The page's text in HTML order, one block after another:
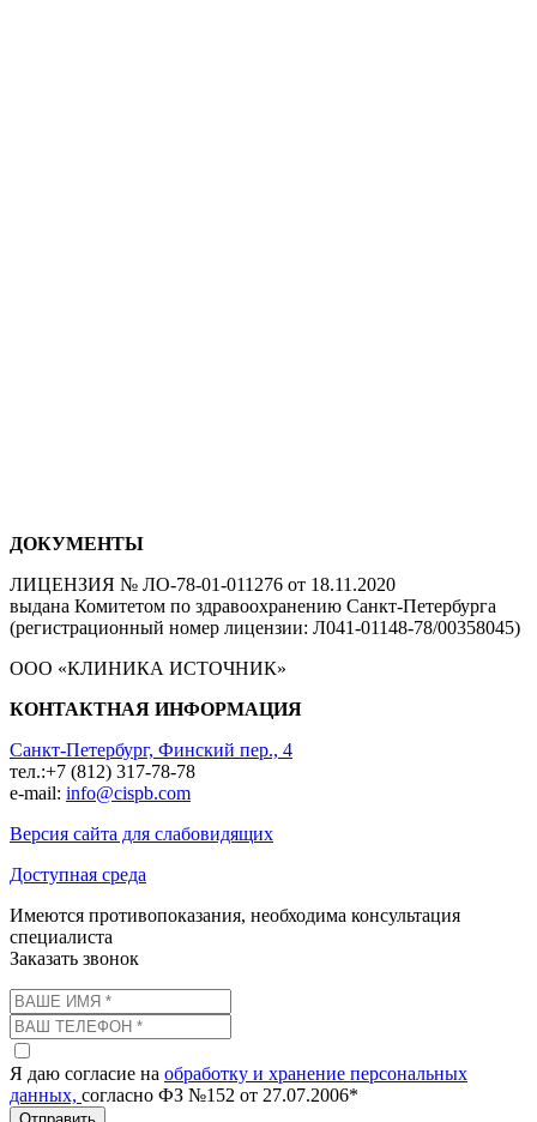
ДОКУМЕНТЫ
ЛИЦЕНЗИЯ № ЛО-78-01-011276 от 18.11.2020
выдана Комитетом по здравоохранению Санкт-Петербурга
(регистрационный номер лицензии: Л041-01148-78/00358045)
ООО «КЛИНИКА ИСТОЧНИК»
КОНТАКТНАЯ ИНФОРМАЦИЯ
Санкт-Петербург, Финский пер., 4
тел.:+7 (812) 317-78-78
e-mail: info@cispb.com
Версия сайта для слабовидящих
Доступная среда
Имеются противопоказания, необходима консультация
специалиста
Заказать звонок
Я даю согласие на обработку и хранение персональных
данных, согласно ФЗ №152 от 27.07.2006*